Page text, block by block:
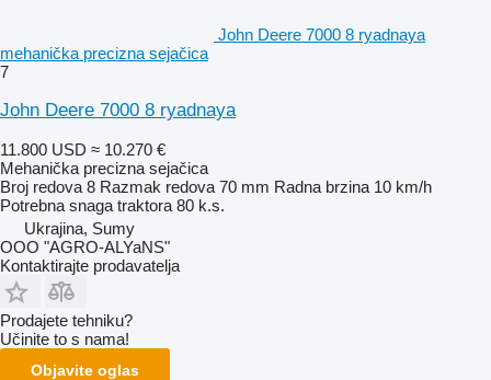
John Deere 7000 8 ryadnaya
mehanička precizna sejačica
7
John Deere 7000 8 ryadnaya
11.800 USD ≈ 10.270 €
Mehanička precizna sejačica
Broj redova 8 Razmak redova 70 mm Radna brzina 10 km/h
Potrebna snaga traktora 80 k.s.
Ukrajina, Sumy
OOO "AGRO-ALYaNS"
Kontaktirajte prodavatelja
Prodajete tehniku?
Učinite to s nama!
Objavite oglas